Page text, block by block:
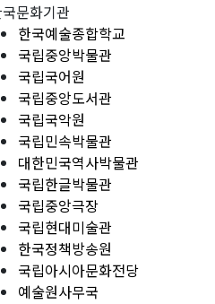
문화기관
한국예술종합학교
국립중앙박물관
국립국어원
국립중앙도서관
국립국악원
국립민속박물관
대한민국역사박물관
국립한글박물관
국립중앙극장
국립현대미술관
한국정책방송원
국립아시아문화전당
예술원사무국